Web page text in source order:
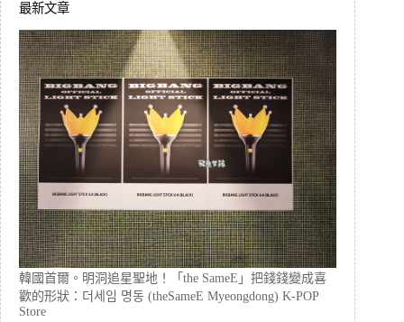
最新文章
韓國首爾。明洞追星聖地！「the SameE」把錢錢變成喜
歡的形狀：더세임 명동 (theSameE Myeongdong) K-POP
Store